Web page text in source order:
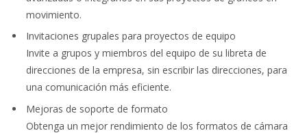
movimiento.
Invitaciones grupales para proyectos de equipo
Invite a grupos y miembros del equipo de su libreta de
direcciones de la empresa, sin escribir las direcciones, para
una comunicación más eficiente.
Mejoras de soporte de formato
Obtenga un mejor rendimiento de los formatos de cámara